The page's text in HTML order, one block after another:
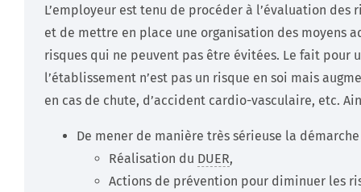
L’employeur est tenu de procéder à l’évaluation des
et de mettre en place une organisation des moyens
risques qui ne peuvent pas être évitées. Le fait pour
l’établissement n’est pas un risque en soi mais
en cas de chute, d’accident cardio-vasculaire, etc.
De mener de manière très sérieuse la
Réalisation du DUER,
Actions de prévention pour diminuer les